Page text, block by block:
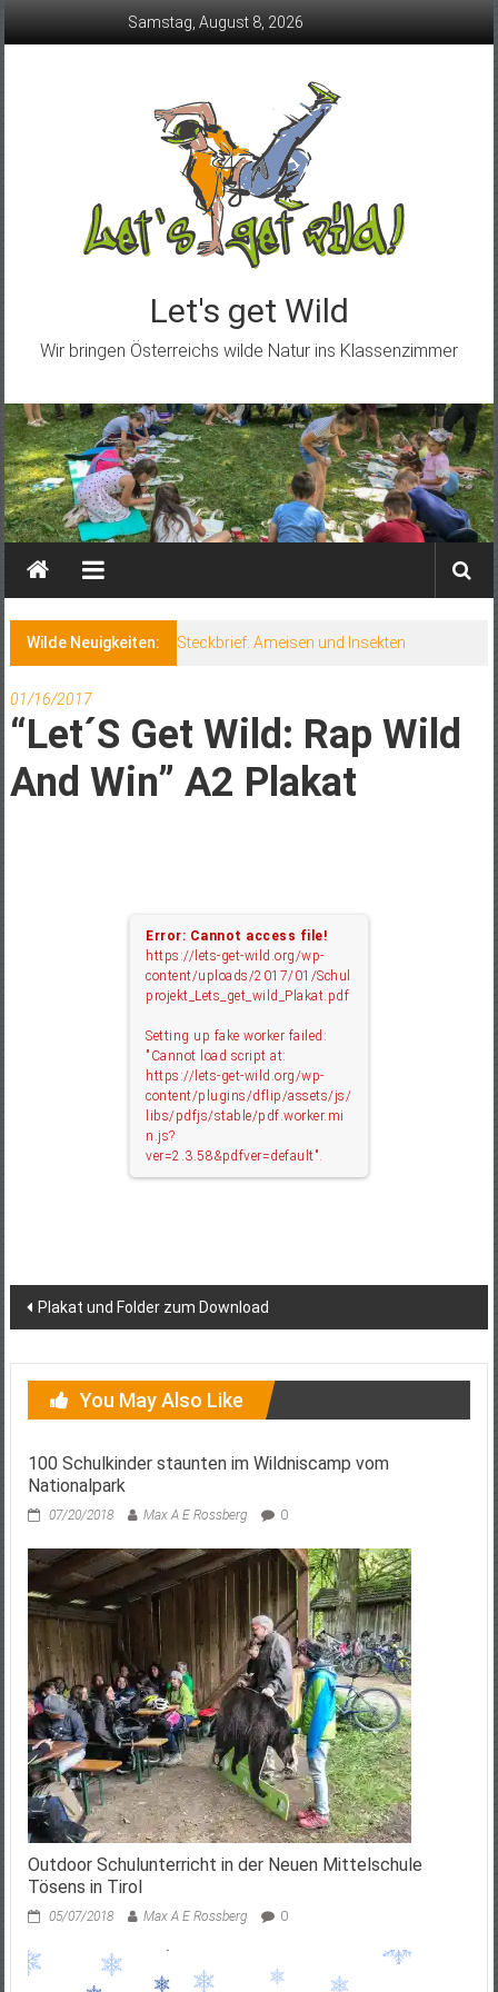
Samstag, August 8, 2026
Let's get Wild
Wir bringen Österreichs wilde Natur ins Klassenzimmer
Wilde Neuigkeiten: Steckbrief: Ameisen und Insekten
01/16/2017
“Let´s Get Wild: Rap Wild
And Win” A2 Plakat
Error: Cannot access file!
https://lets-get-wild.org/wp-
content/uploads/2017/01/Schul
projekt_Lets_get_wild_Plakat.pdf
Setting up fake worker failed:
"Cannot load script at:
https://lets-get-wild.org/wp-
content/plugins/dflip/assets/js/
libs/pdfjs/stable/pdf.worker.mi
n.js?
ver=2.3.58&pdfver=default".
Post
Plakat und Folder zum Download
You May Also Like
100 Schulkinder staunten im Wildniscamp vom
Nationalpark
07/20/2018 Max A E Rossberg 0
Outdoor Schulunterricht in der Neuen Mittelschule
Tösens in Tirol
05/07/2018 Max A E Rossberg 0